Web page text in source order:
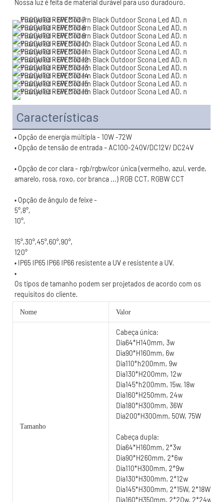
Características
• Opção de cor clara - rgb/rgbw/cor única (vermelho, azul, verde,
120°
Os tipos de tamanho podem ser projetados de acordo com os
Nome Valor
Tamanho
Cabeça única:
Dia64*H140mm, 3w
Dia90*H160mm, 6w
Dia110*h200mm, 9w
Dia130*H200mm, 12w
Dia145*h200mm, 15w, 18w
Dia160*H250mm, 24w
Dia180*H300mm, 36W
Dia200*H300mm, 50W, 75W
Cabeça dupla:
Dia64*H160mm, 2*3w
Dia90*H260mm, 2*6w
Dia110*H300mm, 2*9w
Dia130*H300mm, 2*12w
Dia145*H300mm, 2*15W, 2*18W,
Dia160*H350mm, 2*20w, 2*24w,